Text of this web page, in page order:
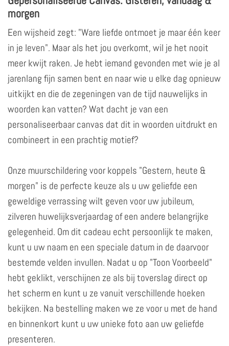
morgen
Een wijsheid zegt: "Ware liefde ontmoet je maar één keer
in je leven". Maar als het jou overkomt, wil je het nooit
meer kwijt raken. Je hebt iemand gevonden met wie je al
jarenlang fijn samen bent en naar wie u elke dag opnieuw
uitkijkt en die de zegeningen van de tijd nauwelijks in
woorden kan vatten? Wat dacht je van een
personaliseerbaar canvas dat dit in woorden uitdrukt en
combineert in een prachtig motief?
Onze muurschildering voor koppels "Gestern, heute &
morgen" is de perfecte keuze als u uw geliefde een
geweldige verrassing wilt geven voor uw jubileum,
zilveren huwelijksverjaardag of een andere belangrijke
gelegenheid. Om dit cadeau echt persoonlijk te maken,
kunt u uw naam en een speciale datum in de daarvoor
bestemde velden invullen. Nadat u op "Toon Voorbeeld"
hebt geklikt, verschijnen ze als bij toverslag direct op
het scherm en kunt u ze vanuit verschillende hoeken
bekijken. Na bestelling maken we ze voor u met de hand
en binnenkort kunt u uw unieke foto aan uw geliefde
presenteren.